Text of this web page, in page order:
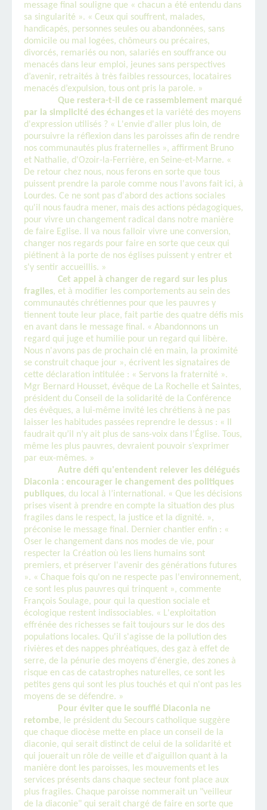
message final souligne que « chacun a été entendu dans
sa singularité ». « Ceux qui souffrent, malades,
handicapés, personnes seules ou abandonnées, sans
domicile ou mal logées, chômeurs ou précaires,
divorcés, remariés ou non, salariés en souffrance ou
menacés dans leur emploi, jeunes sans perspectives
d’avenir, retraités à très faibles ressources, locataires
menacés d’expulsion, tous ont pris la parole. »
Que restera-t-il de ce rassemblement marqué
par la simplicité des échangeset la variété des moyens
d'expression utilisés ? « L'envie d'aller plus loin, de
poursuivre la réflexion dans les paroisses afin de rendre
nos communautés plus fraternelles », affirment Bruno
et Nathalie, d'Ozoir-la-Ferrière, en Seine-et-Marne. «
De retour chez nous, nous ferons en sorte que tous
puissent prendre la parole comme nous l'avons fait ici, à
Lourdes. Ce ne sont pas d'abord des actions sociales
qu'il nous faudra mener, mais des actions pédagogiques,
pour vivre un changement radical dans notre manière
de faire Eglise. Il va nous falloir vivre une conversion,
changer nos regards pour faire en sorte que ceux qui
piétinent à la porte de nos églises puissent y entrer et
s'y sentir accueillis. »
Cet appel à changer de regard sur les plus
fragiles, et à modifier les comportements au sein des
communautés chrétiennes pour que les pauvres y
tiennent toute leur place, fait partie des quatre défis mis
en avant dans le message final. « Abandonnons un
regard qui juge et humilie pour un regard qui libère.
Nous n'avons pas de prochain clé en main, la proximité
se construit chaque jour », écrivent les signataires de
cette déclaration intitulée : « Servons la fraternité ».
Mgr Bernard Housset, évêque de La Rochelle et Saintes,
président du Conseil de la solidarité de la Conférence
des évêques, a lui-même invité les chrétiens à ne pas
laisser les habitudes passées reprendre le dessus : « Il
faudrait qu’il n’y ait plus de sans-voix dans l’Église. Tous,
même les plus pauvres, devraient pouvoir s’exprimer
par eux-mêmes. »
Autre défi qu'entendent relever les délégués
Diaconia : encourager le changement des politiques
publiques, du local à l’international. « Que les décisions
prises visent à prendre en compte la situation des plus
fragiles dans le respect, la justice et la dignité. »,
préconise le message final. Dernier chantier enfin : «
Oser le changement dans nos modes de vie, pour
respecter la Création où les liens humains sont
premiers, et préserver l'avenir des générations futures
». « Chaque fois qu'on ne respecte pas l'environnement,
ce sont les plus pauvres qui trinquent », commente
François Soulage, pour qui la question sociale et
écologique restent indissociables. « L'exploitation
effrénée des richesses se fait toujours sur le dos des
populations locales. Qu'il s'agisse de la pollution des
rivières et des nappes phréatiques, des gaz à effet de
serre, de la pénurie des moyens d'énergie, des zones à
risque en cas de catastrophes naturelles, ce sont les
petites gens qui sont les plus touchés et qui n'ont pas les
moyens de se défendre. »
Pour éviter que le soufflé Diaconia ne
retombe, le président du Secours catholique suggère
que chaque diocèse mette en place un conseil de la
diaconie, qui serait distinct de celui de la solidarité et
qui jouerait un rôle de veille et d'aiguillon quant à la
manière dont les paroisses, les mouvements et les
services présents dans chaque secteur font place aux
plus fragiles. Chaque paroisse nommerait un "veilleur
de la diaconie" qui serait chargé de faire en sorte que